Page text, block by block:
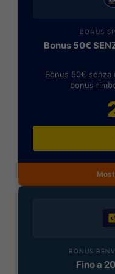
BONUS
Bonus 50€
Bonus 50€
bonus
BONUS
Fino a